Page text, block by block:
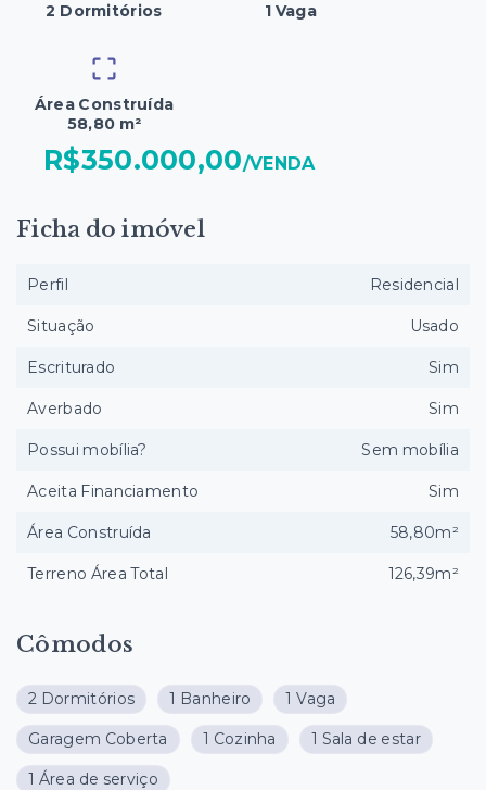
2 Dormitórios 1 Vaga
Área Construída
58,80 m²
R$350.000,00/VENDA
Cômodos
2 Dormitórios 1 Banheiro 1 Vaga
Garagem Coberta 1 Cozinha 1 Sala de estar
1 Área de serviço
Ficha do imóvel
Perfil Residencial
Situação Usado
Escriturado Sim
Averbado Sim
Possui mobília? Sem mobília
Aceita Financiamento Sim
Área Construída 58,80m²
Terreno Área Total 126,39m²